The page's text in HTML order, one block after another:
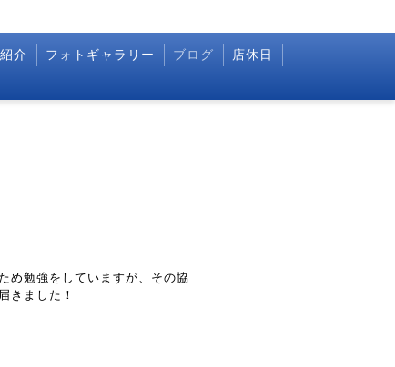
介 フォトギャラリー ブログ
店休日
め勉強をしていますが、その協
きました！